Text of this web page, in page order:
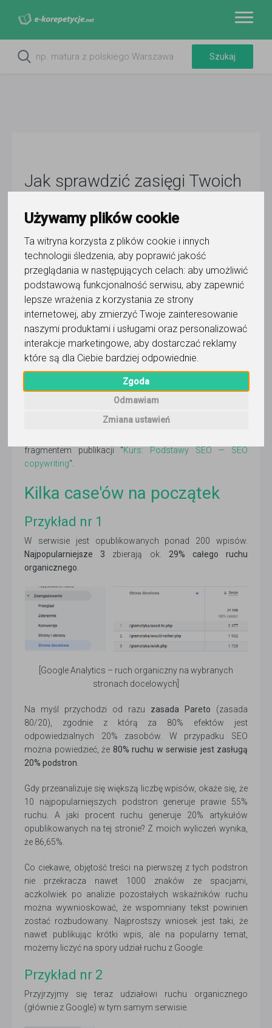
Używamy plików cookie
Ta witryna korzysta z plików cookie i innych
technologii śledzenia, aby poprawić jakość
przeglądania w następujących celach: aby umożliwić
podstawową funkcjonalność serwisu, aby zapewnić
lepsze wrażenia z korzystania ze strony
internetowej, aby zmierzyć Twoje zainteresowanie
naszymi produktami i usługami oraz personalizować
interakcje marketingowe, aby dostarczać reklamy
które są dla Ciebie bardziej odpowiednie.
Zgoda
Odmawiam
Zmiana ustawień
Jak sprawdzić zasięgi Twoich
MG
Marta Gryszko (Redakcja serwisu)
Prowadzisz blog lub stronę WWW, na której prowadzisz
sprzedaż materiałów edukacyjnych
? Z pewnością zależy
Ci na tym, aby czas i nakład pracy związany z
opracowaniem ciekawych artykułów dał efekty w postaci
jak największych zasięgów. Czy jednak do wypromowania
nowych wpisów używasz wyłącznie social media, czy
analizujesz także, ile osób wchodzi na Twoje wpisy z
wyszukiwarki Google?
Zacznę od zaprezentowania kilku case study. Co prawda
kluczem do sukcesu była nie tylko optymalizacja treści, ale
także odpowiednia konstrukcja stron internetowych, ich
linków kierujących do niej), mimo to właśnie
fragmentem publikacji "Kurs: Podstawy SEO — SEO
copywriting".
Kilka case'ów na początek
Przykład nr 1
W serwisie jest opublikowanych ponad 200 wpisów.
Najpopularniejsze 3 zbierają ok. 29% całego ruchu
organicznego
[Google Analytics – ruch organiczny na wybranych
stronach docelowych]
Na myśl przychodzi od razu zasada Pareto (zasada
80/20), zgodnie z którą za 80% efektów jest
odpowiedzialnych 20% zasobów. W przypadku SEO
można powiedzieć, że 80% ruchu w serwisie jest zasługą
20% podstron
Gdy przeanalizuje się większą liczbę wpisów, okaże się, że
10 najpopularniejszych podstron generuje prawie 55%
ruchu. A jaki procent ruchu generuje 20% artykułów
opublikowanych na tej stronie? Z moich wyliczeń wynika,
że 86,65%.
Co ciekawe, objętość treści na pierwszej z tych podstron
nie przekracza nawet 1000 znaków ze spacjami,
aczkolwiek po analizie pozostałych wskaźników ruchu
można wywnioskować, że wspomniany tekst powinien
zostać rozbudowany. Najprostszy wniosek jest taki, że
nawet publikując krótki wpis, ale na popularny temat,
możemy liczyć na spory udział ruchu z Google.
Przykład nr 2
Przyjrzyjmy się teraz udziałowi ruchu organicznego
(głównie z Google) w tym samym serwisie.